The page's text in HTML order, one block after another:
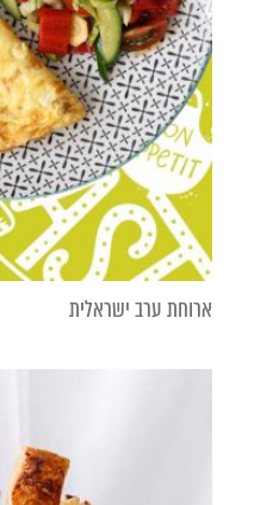
ארוחת ערב ישראלית